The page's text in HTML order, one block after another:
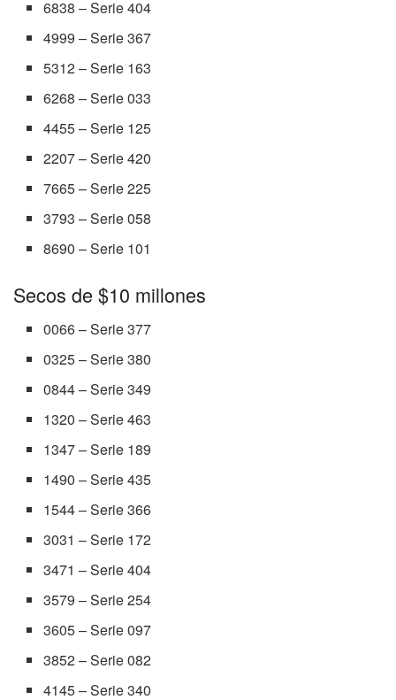
6838 – Serie 404
4999 – Serie 367
5312 – Serie 163
6268 – Serie 033
4455 – Serie 125
2207 – Serie 420
7665 – Serie 225
3793 – Serie 058
8690 – Serie 101
Secos de $10 millones
0066 – Serie 377
0325 – Serie 380
0844 – Serie 349
1320 – Serie 463
1347 – Serie 189
1490 – Serie 435
1544 – Serie 366
3031 – Serie 172
3471 – Serie 404
3579 – Serie 254
3605 – Serie 097
3852 – Serie 082
4145 – Serie 340